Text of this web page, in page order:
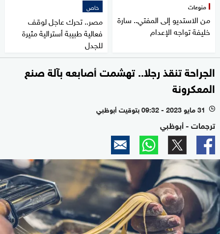
منوعات
من الاستديو إلى المفتي.. سارة
خليفة تواجه الإعدام
خاص
مصر.. تحرك عاجل لوقف
فعالية طبيبة أسترالية مثيرة
للجدل
الجراحة تنقذ رجلا.. تهشمت أصابعه بآلة صنع
المعكرونة
l 31 مايو 2023 - 09:32 بتوقيت أبوظبي
ترجمات - أبوظبي